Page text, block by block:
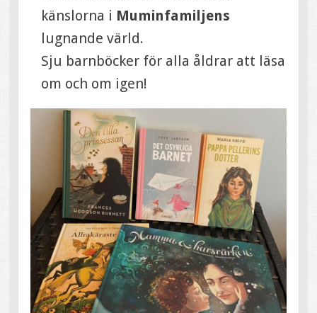
känslorna i Muminfamiljens
lugnande värld.
Sju barnböcker för alla åldrar att läsa
om och om igen!